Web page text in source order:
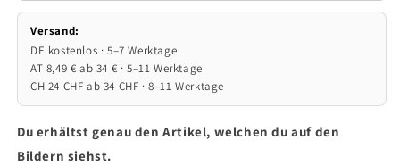
Versand:
DE kostenlos · 5–7 Werktage
AT 8,49 € ab 34 € · 5–11 Werktage
CH 24 CHF ab 34 CHF · 8–11 Werktage
Du erhältst genau den Artikel, welchen du auf den
Bildern siehst.